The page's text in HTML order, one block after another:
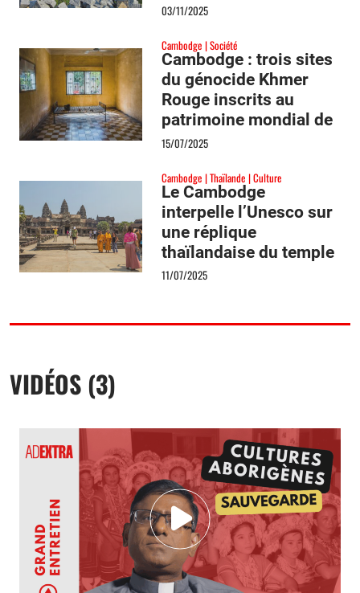
03/11/2025
Cambodge Société
Cambodge : trois sites
du génocide Khmer
Rouge inscrits au
patrimoine mondial de
l’Unesco
15/07/2025
Cambodge Thaïlande Culture
Le Cambodge
interpelle l’Unesco sur
une réplique
thaïlandaise du temple
d’Angkor Wat
11/07/2025
VIDÉOS (3)